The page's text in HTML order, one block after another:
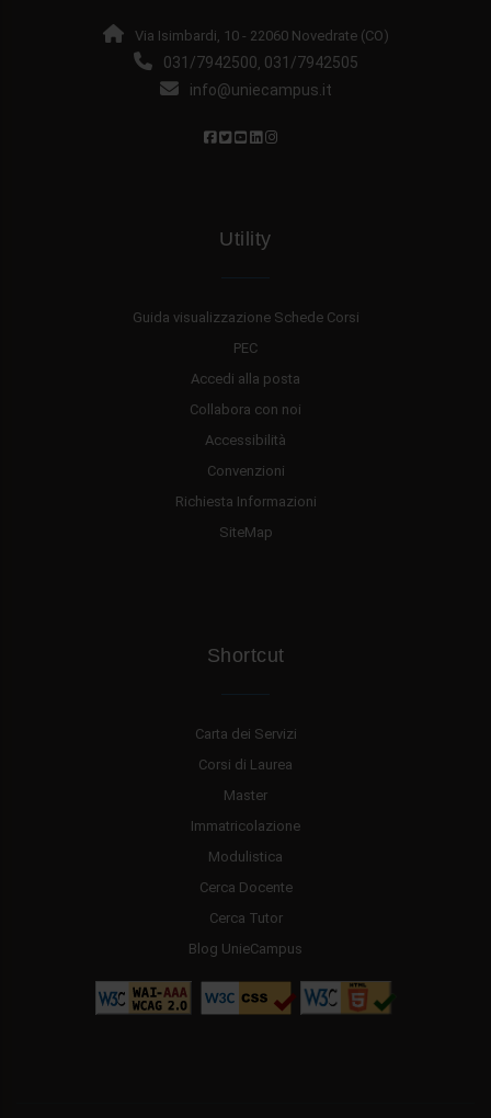
Via Isimbardi, 10 - 22060 Novedrate (CO)
031/7942500, 031/7942505
info@uniecampus.it
Utility
Guida visualizzazione Schede Corsi
PEC
Accedi alla posta
Collabora con noi
Accessibilità
Convenzioni
Richiesta Informazioni
SiteMap
Shortcut
Carta dei Servizi
Corsi di Laurea
Master
Immatricolazione
Modulistica
Cerca Docente
Cerca Tutor
Blog UnieCampus